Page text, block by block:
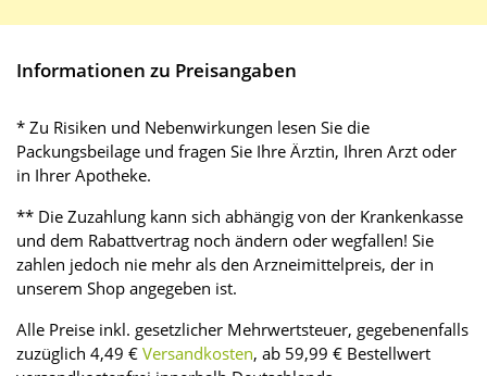
Informationen zu Preisangaben
* Zu Risiken und Nebenwirkungen lesen Sie die
Packungsbeilage und fragen Sie Ihre Ärztin, Ihren Arzt oder
in Ihrer Apotheke.
** Die Zuzahlung kann sich abhängig von der Krankenkasse
und dem Rabattvertrag noch ändern oder wegfallen! Sie
zahlen jedoch nie mehr als den Arzneimittelpreis, der in
unserem Shop angegeben ist.
Alle Preise inkl. gesetzlicher Mehrwertsteuer, gegebenenfalls
zuzüglich 4,49 € Versandkosten, ab 59,99 € Bestellwert